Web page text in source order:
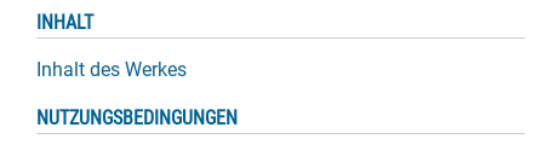
INHALT
Inhalt des Werkes
NUTZUNGSBEDINGUNGEN